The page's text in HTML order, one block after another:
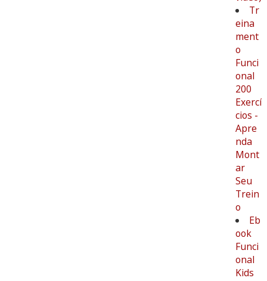
Tr
eina
ment
o
Funci
onal
200
Exercí
cios -
Apre
nda
Mont
ar
Seu
Trein
o
Eb
ook
Funci
onal
Kids